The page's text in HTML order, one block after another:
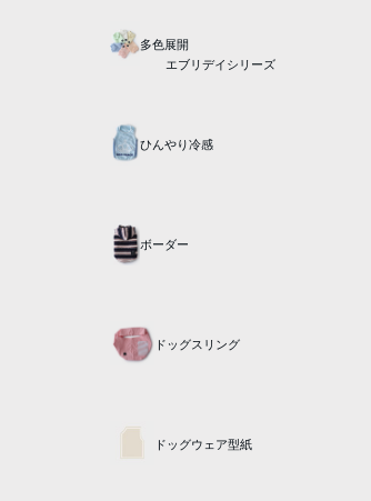
多色展開
エブリデイシリーズ
ひんやり冷感
ボーダー
ドッグスリング
ドッグウェア型紙